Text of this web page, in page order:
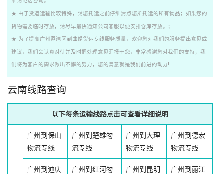
★ 由于货运运输比较特殊，请您托运之前仔细清点您所托运的所有物品；如果您的
货物需要临时存放，请尽早最快通知公司客服以便安排仓库存放。；
★ 为了提高广州荔湾区到曲靖货运专线服务质量，欢迎您对我们的服务提出意见或
建议，我们会认真对待并及时把处理意见汇报于您，非常感谢您对我们的支持，我
们将为客户的需求做出不懈的努力，您的满意就是我们前进的动力!
云南线路查询
以下每条运输线路点击可查看详细说明
广州到保山
物流专线
广州到楚雄物
流专线
广州到大理
物流专线
广州到德宏
物流专线
广州到迪庆
广州到红河物
广州到昆明
广州到丽江